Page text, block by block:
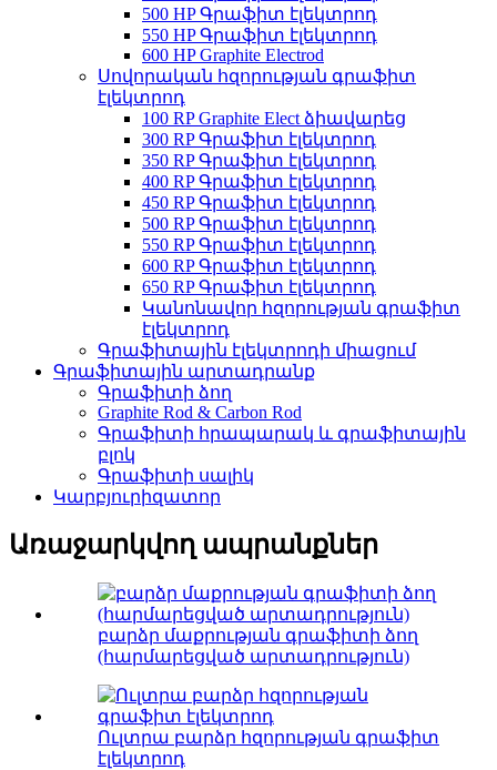
500 HP Գրաֆիտ էլեկտրոդ
550 HP Գրաֆիտ էլեկտրոդ
600 HP Graphite Electrod
Սովորական հզորության գրաֆիտ
էլեկտրոդ
100 RP Graphite Elect ձիավարեց
300 RP Գրաֆիտ էլեկտրոդ
350 RP Գրաֆիտ էլեկտրոդ
400 RP Գրաֆիտ էլեկտրոդ
450 RP Գրաֆիտ էլեկտրոդ
500 RP Գրաֆիտ էլեկտրոդ
550 RP Գրաֆիտ էլեկտրոդ
600 RP Գրաֆիտ էլեկտրոդ
650 RP Գրաֆիտ էլեկտրոդ
Կանոնավոր հզորության գրաֆիտ
էլեկտրոդ
Գրաֆիտային էլեկտրոդի միացում
Գրաֆիտային արտադրանք
Գրաֆիտի ձող
Graphite Rod & Carbon Rod
Գրաֆիտի հրապարակ և գրաֆիտային
բլոկ
Գրաֆիտի սալիկ
Կարբյուրիզատոր
Առաջարկվող ապրանքներ
բարձր մաքրության գրաֆիտի ձող
(հարմարեցված արտադրություն)
Ուլտրա բարձր հզորության գրաֆիտ
էլեկտրոդ